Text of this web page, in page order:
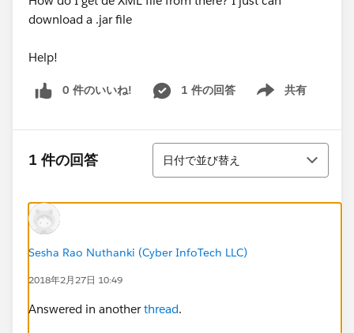
download a .jar file
Help!
0 件のいいね! 1 件の回答 共有
Show menu
1 件の回答
並び替え
日付で並び替え
Sesha Rao Nuthanki (Cyber InfoTech LLC)
2018年2月27日 10:49
Answered in anotherthread.